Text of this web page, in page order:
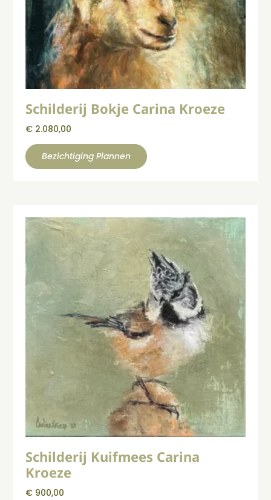
Schilderij Bokje Carina Kroeze
€ 2.080,00
Bezichtiging Plannen
Schilderij Kuifmees Carina
Kroeze
€ 900,00